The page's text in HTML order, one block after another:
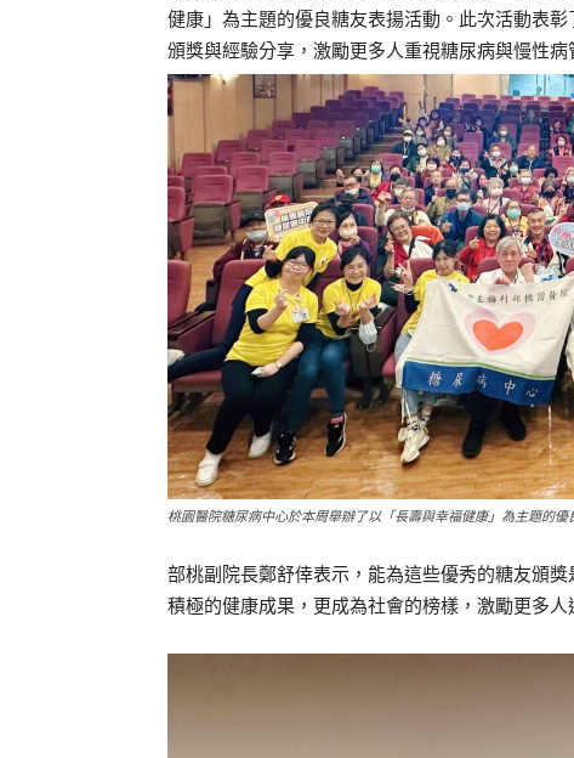
健康」為主題的優良糖友表揚活動。此次活動表
頒獎與經驗分享，激勵更多人重視糖尿病與慢性病
桃園醫院糖尿病中心於本周舉辦了以「長壽與幸福健康」為主題的
部桃副院長鄭舒倖表示，能為這些優秀的糖友頒
積極的健康成果，更成為社會的榜樣，激勵更多人